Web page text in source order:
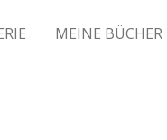
MEINE BÜCHER